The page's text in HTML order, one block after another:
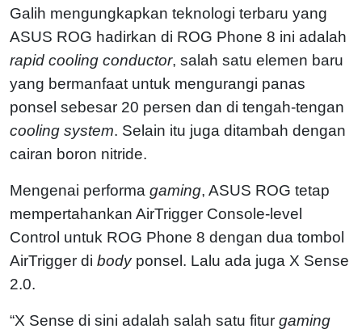
Galih mengungkapkan teknologi terbaru yang
ASUS ROG hadirkan di ROG Phone 8 ini adalah
rapid cooling conductor, salah satu elemen baru
yang bermanfaat untuk mengurangi panas
ponsel sebesar 20 persen dan di tengah-tengan
cooling system. Selain itu juga ditambah dengan
cairan boron nitride.
Mengenai performa gaming, ASUS ROG tetap
mempertahankan AirTrigger Console-level
Control untuk ROG Phone 8 dengan dua tombol
AirTrigger di bodyponsel. Lalu ada juga X Sense
2.0.
“X Sense di sini adalah salah satu fitur gaming